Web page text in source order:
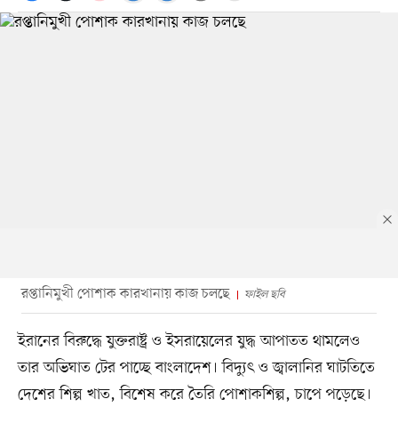
রপ্তানিমুখী পোশাক কারখানায় কাজ চলছে ফাইল ছবি
ইরানের বিরুদ্ধে যুক্তরাষ্ট্র ও ইসরায়েলের যুদ্ধ আপাতত থামলেও
তার অভিঘাত টের পাচ্ছে বাংলাদেশ। বিদ্যুৎ ও জ্বালানির ঘাটতিতে
দেশের শিল্প খাত, বিশেষ করে তৈরি পোশাকশিল্প, চাপে পড়েছে।